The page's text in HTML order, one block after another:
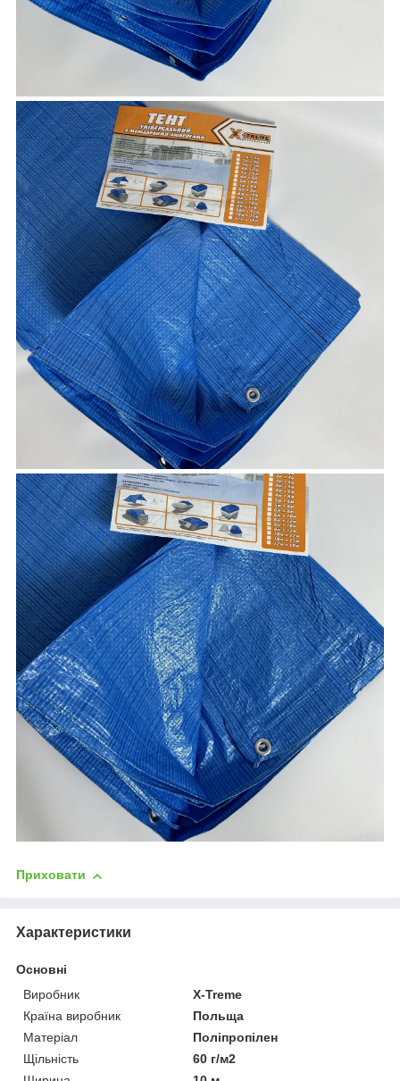
Приховати
Характеристики
Основні
Виробник
X-Treme
Країна виробник
Польща
Матеріал
Поліпропілен
Щільність
60 г/м2